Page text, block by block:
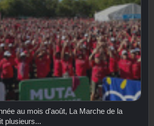
au mois d'août, La Marche de la
plusieurs...